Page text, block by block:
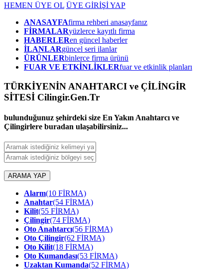
HEMEN ÜYE OL ÜYE GİRİŞİ YAP
ANASAYFAfirma rehberi anasayfanız
FİRMALARyüzlerce kayıtlı firma
HABERLERen güncel haberler
İLANLARgüncel seri ilanlar
ÜRÜNLERbinlerce firma ürünü
FUAR VE ETKİNLİKLERfuar ve etkinlik planları
TÜRKİYENİN ANAHTARCI ve ÇİLİNGİR
SİTESİ Cilingir.Gen.Tr
bulunduğunuz şehirdeki size En Yakın Anahtarcı ve
Çilingirlere buradan ulaşabilirsiniz...
ARAMA YAP
Alarm(10 FİRMA)
Anahtar(54 FİRMA)
Kilit(55 FİRMA)
Çilingir(74 FİRMA)
Oto Anahtarcı(56 FİRMA)
Oto Çilingir(62 FİRMA)
Oto Kilit(18 FİRMA)
Oto Kumandası(53 FİRMA)
Uzaktan Kumanda(52 FİRMA)